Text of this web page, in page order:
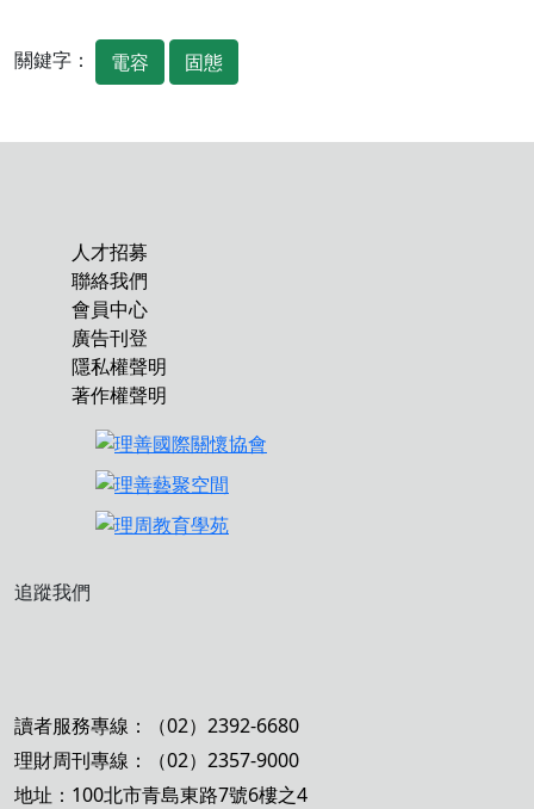
關鍵字： 電容 固態
人才招募
聯絡我們
會員中心
廣告刊登
隱私權聲明
著作權聲明
追蹤我們
讀者服務專線：（02）2392-6680
理財周刊專線：（02）2357-9000
地址：100北市青島東路7號6樓之4